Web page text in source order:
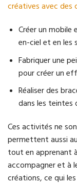
créatives avec des
Créer un mobile
en-ciel et en les
Fabriquer une
pour créer un
Réaliser des
dans les teintes
Ces activités ne
permettent aussi
tout en apprenant
accompagner et à
créations, ce qui